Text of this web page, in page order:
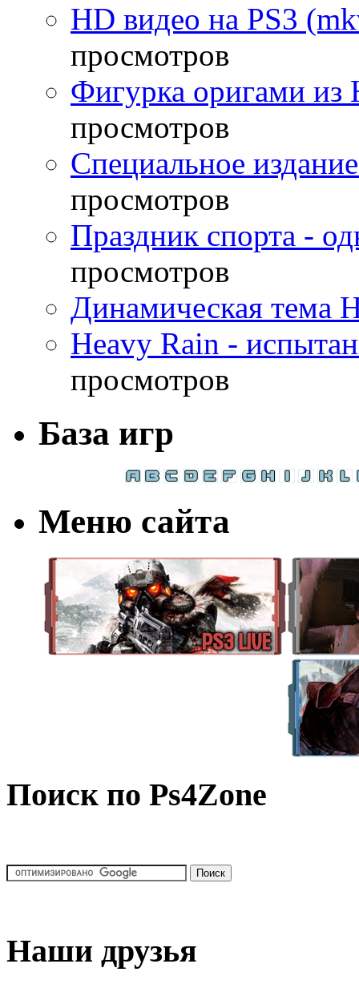
HD видео на PS3
просмотров
Фигурка оригами из
просмотров
Специальное
просмотров
Праздник спорта -
просмотров
Динамическая тема
Heavy Rain -
просмотров
База игр
Меню сайта
Поиск по Ps4Zone
Наши друзья